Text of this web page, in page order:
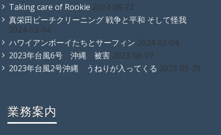
Taking care of Rookie 2024-08-22
真栄田ビーチクリーニング 戦争と平和 そして怪我
2024-03-04
ハワイアンボーイたちとサーフィン 2024-02-04
2023年台風6号 沖縄 被害 2023-08-07
2023年台風2号沖縄 うねりが入ってくる 2023-05-29
業務案内